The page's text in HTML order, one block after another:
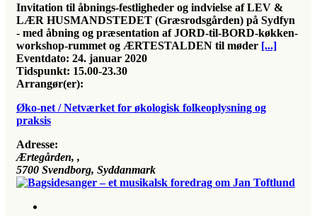
Invitation til åbnings-festligheder og indvielse af LEV &
LÆR HUSMANDSTEDET (Græsrodsgården) på Sydfyn
- med åbning og præsentation af JORD-til-BORD-køkken-
workshop-rummet og ÆRTESTALDEN til møder [...]
Eventdato: 24. januar 2020
Tidspunkt: 15.00-23.30
Arrangør(er):
Øko-net / Netværket for økologisk folkeoplysning og
praksis
Adresse:
Ærtegården, ,
5700 Svendborg, Syddanmark